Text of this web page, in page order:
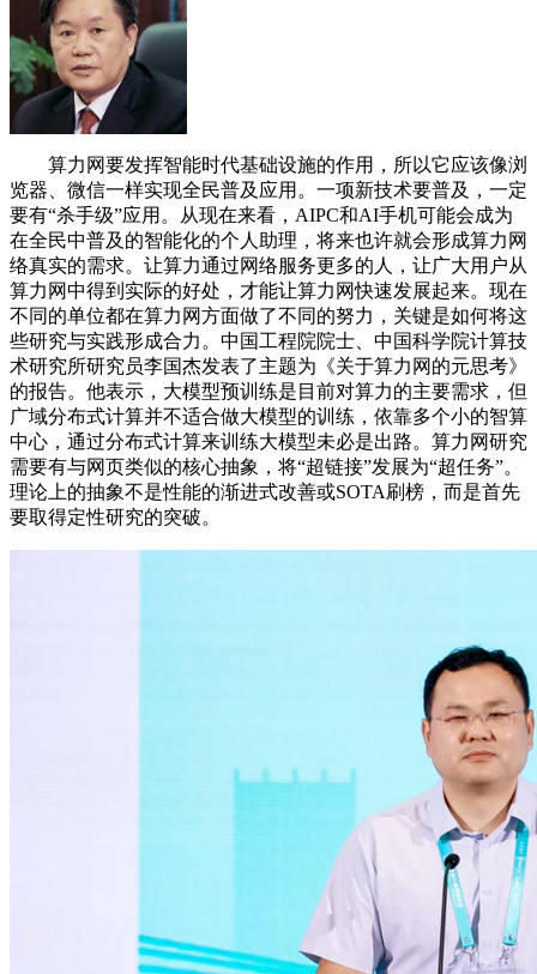
算力网要发挥智能时代基础设施的作用，所以它应该像浏
览器、微信一样实现全民普及应用。一项新技术要普及，一定
要有“杀手级”应用。从现在来看，AIPC和AI手机可能会成为
在全民中普及的智能化的个人助理，将来也许就会形成算力网
络真实的需求。让算力通过网络服务更多的人，让广大用户从
算力网中得到实际的好处，才能让算力网快速发展起来。现在
不同的单位都在算力网方面做了不同的努力，关键是如何将这
些研究与实践形成合力。中国工程院院士、中国科学院计算技
术研究所研究员李国杰发表了主题为《关于算力网的元思考》
的报告。他表示，大模型预训练是目前对算力的主要需求，但
广域分布式计算并不适合做大模型的训练，依靠多个小的智算
中心，通过分布式计算来训练大模型未必是出路。算力网研究
需要有与网页类似的核心抽象，将“超链接”发展为“超任务”。
理论上的抽象不是性能的渐进式改善或SOTA刷榜，而是首先
要取得定性研究的突破。